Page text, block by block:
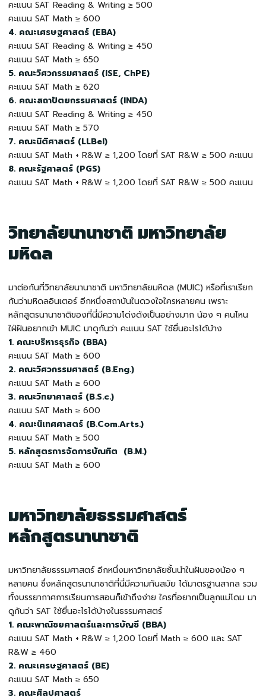
คะแนน SAT Reading & Writing ≥ 500
คะแนน SAT Math ≥ 600
4. คณะเศรษฐศาสตร์ (EBA)
คะแนน SAT Reading & Writing ≥ 450
คะแนน SAT Math ≥ 650
5. คณะวิศวกรรมศาสตร์ (ISE, ChPE)
คะแนน SAT Math ≥ 620
6. คณะสถาปัตยกรรมศาสตร์ (INDA)
คะแนน SAT Reading & Writing ≥ 450
คะแนน SAT Math ≥ 570
7. คณะนิติศาสตร์ (LLBel)
คะแนน SAT Math + R&W ≥ 1,200 โดยที่ SAT R&W ≥ 500 คะแนน
8. คณะรัฐศาสตร์ (PGS)
คะแนน SAT Math + R&W ≥ 1,200 โดยที่ SAT R&W ≥ 500 คะแนน
วิทยาลัยนานาชาติ มหาวิทยาลัย
มหิดล
มาต่อกันที่วิทยาลัยนานาชาติ มหาวิทยาลัยมหิดล (MUIC) หรือที่เราเรียก
กันว่ามหิดลอินเตอร์ อีกหนึ่งสถาบันในดวงใจใครหลายคน เพราะ
หลักสูตรนานาชาติของที่นี่มีความโด่งดังเป็นอย่างมาก น้อง ๆ คนไหน
ใฝ่ฝันอยากเข้า MUIC มาดูกันว่า คะแนนSAT ใช้ยื่นอะไรได้บ้าง
1. คณะบริหารธุรกิจ (BBA)
คะแนน SAT Math ≥ 600
2. คณะวิศวกรรมศาสตร์ (B.Eng.)
คะแนน SAT Math ≥ 600
3. คณะวิทยาศาสตร์ (B.S.c.)
คะแนน SAT Math ≥ 600
4. คณะนิเทศศาสตร์ (B.Com.Arts.)
คะแนน SAT Math ≥ 500
5. หลักสูตรการจัดการบัณทิต (B.M.)
คะแนน SAT Math ≥ 600
มหาวิทยาลัยธรรมศาสตร์
หลักสูตรนานาชาติ
มหาวิทยาลัยธรรมศาสตร์ อีกหนึ่งมหาวิทยาลัยชั้นนำในฝันของน้อง ๆ
หลายคน ซึ่งหลักสูตรนานาชาติที่นี่มีความทันสมัย ได้มาตรฐานสากล รวม
ทั้งบรรยากาศการเรียนการสอนก็เข้าถึงง่าย ใครที่อยากเป็นลูกแม่โดม มา
ดูกันว่าSAT ใช้ยื่นอะไรได้บ้างในธรรมศาสตร์
1. คณะพาณิชยศาสตร์และการบัญชี (BBA)
คะแนน SAT Math + R&W ≥ 1,200 โดยที่ Math ≥ 600 และ SAT
R&W ≥ 460
2. คณะเศรษฐศาสตร์ (BE)
คะแนน SAT Math ≥ 650
3. คณะศิลปศาสตร์